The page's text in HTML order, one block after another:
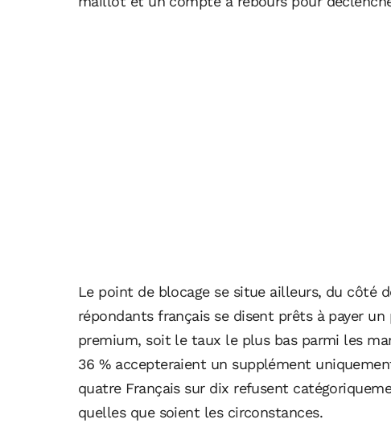
Le point de blocage se situe ailleurs, du côté
répondants français se disent prêts à payer
premium, soit le taux le plus bas parmi les
36 % accepteraient un supplément
quatre Français sur dix refusent
quelles que soient les circonstances.